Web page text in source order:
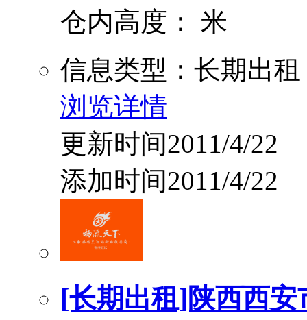
仓内高度： 米
信息类型：长期出租
浏览详情
更新时间2011/4/22
添加时间2011/4/22
[长期出租]陕西西安